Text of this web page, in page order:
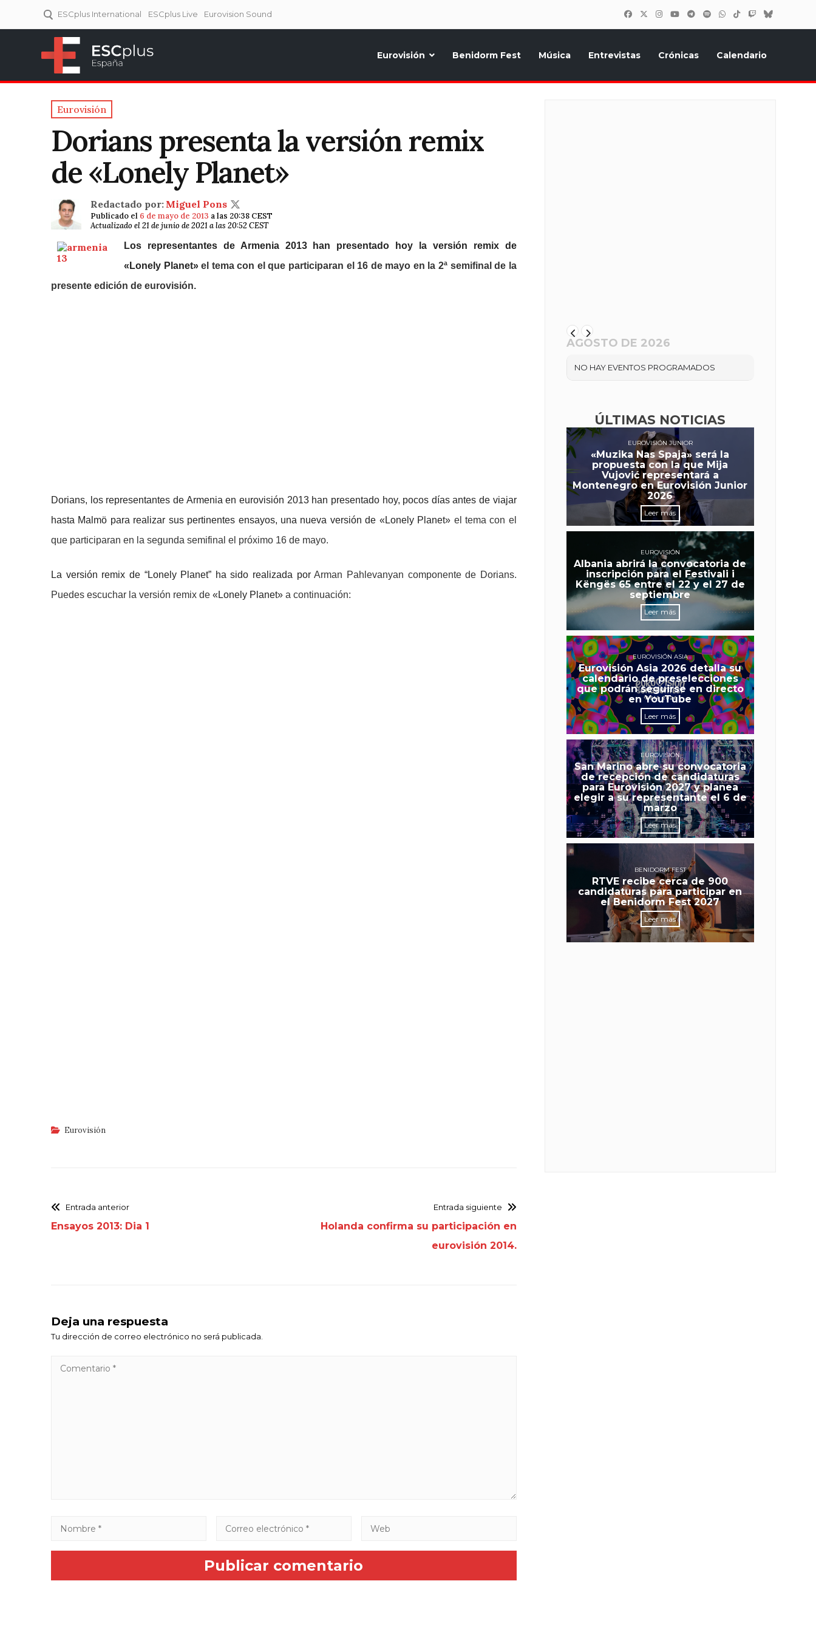
ESCplus International ESCplus Live Eurovision Sound
Eurovisión Benidorm Fest Música Entrevistas Crónicas Calendario
Eurovisión
Dorians presenta la versión remix
de «Lonely Planet»
Redactado por: Miguel Pons
Publicado el 6 de mayo de 2013 a las 20:38 CEST
Actualizado el 21 de junio de 2021 a las 20:52 CEST
Los representantes de Armenia 2013 han presentado hoy la versión remix de
«Lonely Planet»el tema con el que participaran el 16 de mayo en la 2ª semifinal de la
presente edición de eurovisión.
Dorians, los representantes de Armenia en eurovisión 2013 han presentado hoy, pocos días antes de viajar
hasta Malmö para realizar sus pertinentes ensayos, una nueva versión de «Lonely Planet» el tema con el
que participaran en la segunda semifinal el próximo 16 de mayo.
La versión remix de “Lonely Planet” ha sido realizada porArman Pahlevanyan componente de Dorians.
Puedes escuchar la versión remix de «Lonely Planet» a continuación:
Eurovisión
Entrada anterior
Ensayos 2013: Dia 1
Entrada siguiente
Holanda confirma su participación en
eurovisión 2014.
Deja una respuesta
Tu dirección de correo electrónico no será publicada.
AGOSTO DE 2026
NO HAY EVENTOS PROGRAMADOS
ÚLTIMAS NOTICIAS
EUROVISIÓN JUNIOR
«Muzika Nas Spaja» será la
propuesta con la que Mija
Vujović representará a
Montenegro en Eurovisión Junior
2026
Leer más
EUROVISIÓN
Albania abrirá la convocatoria de
inscripción para el Festivali i
Këngës 65 entre el 22 y el 27 de
septiembre
Leer más
EUROVISIÓN ASIA
Eurovisión Asia 2026 detalla su
calendario de preselecciones
que podrán seguirse en directo
en YouTube
Leer más
EUROVISIÓN
San Marino abre su convocatoria
de recepción de candidaturas
para Eurovisión 2027 y planea
elegir a su representante el 6 de
marzo
Leer más
BENIDORM FEST
RTVE recibe cerca de 900
candidaturas para participar en
el Benidorm Fest 2027
Leer más